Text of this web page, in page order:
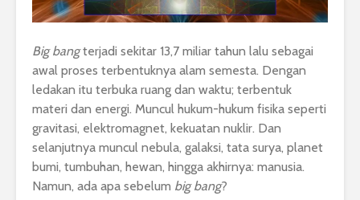
Big bangterjadi sekitar 13,7 miliar tahun lalu sebagai
awal proses terbentuknya alam semesta. Dengan
ledakan itu terbuka ruang dan waktu; terbentuk
materi dan energi. Muncul hukum-hukum fisika seperti
gravitasi, elektromagnet, kekuatan nuklir. Dan
selanjutnya muncul nebula, galaksi, tata surya, planet
bumi, tumbuhan, hewan, hingga akhirnya: manusia.
Namun, ada apa sebelum big bang?